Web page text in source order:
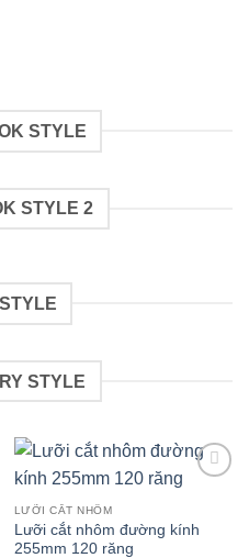
STYLE
STYLE 2
STYLE
LƯỠI CẮT NHÔM
Lưỡi cắt nhôm đường kính
255mm 120 răng